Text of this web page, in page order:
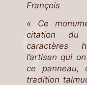
François
« Ce
citation du
caractères
l’artisan qui
ce panneau,
tradition